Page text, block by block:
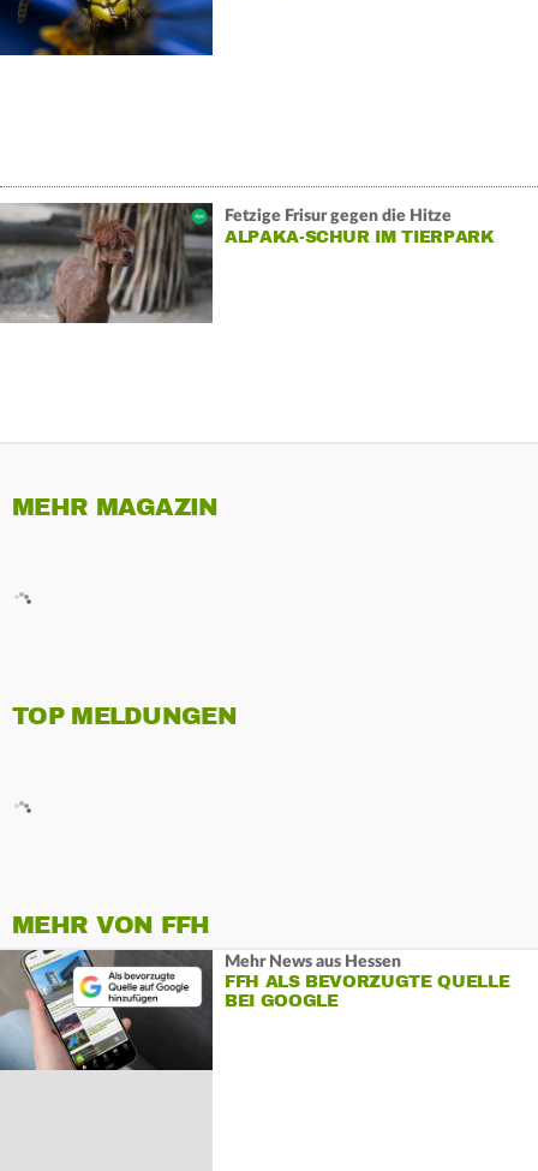
Fetzige Frisur gegen die Hitze
ALPAKA-SCHUR IM TIERPARK
MEHR MAGAZIN
TOP MELDUNGEN
MEHR VON FFH
Mehr News aus Hessen
FFH ALS BEVORZUGTE QUELLE
BEI GOOGLE